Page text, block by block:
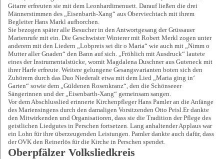
Gitarre erfreuten sie mit dem Leonhardimenuett. Darauf ließen die drei
Männerstimmen des „Eisenbarth-Xang“ aus Oberviechtach mit ihrem
Begleiter Hans Markl aufhorchen.
Sie bezogen später alle Besucher in den Antwortgesang der Grüssauer
Marienrufe mit ein. Die Geschwister Winterer mit Robert Merkl zogen unter
anderem mit den Liedern „Lobpreis sei dir o Maria“ wie auch mit „Nimm o
Mutter aller Gnaden“ den Bann auf sich. „Fröhlich mit Ausdruck“ lautete
eines der Instrumentalstücke, womit Magdalena Duschner aus Guteneck mit
ihrer Harfe erfreute. Weitere gelungene Gesangsvarianten boten sich den
Zuhörern durch das Duo Niederalt etwa mit dem Lied „Maria ging in‘
Garten“ sowie dem „Güldenen Rosenkranz“, den die Schönseeer
Sängerinnen und der „Eisenbarth-Xang“ gemeinsam sangen.
Vor dem Abschlusslied erinnerte Kirchenpfleger Hans Pamler an die Anfänge
des Mariensingens durch den damaligen Vorsitzenden Otto Peisl.Er dankte
den Mitwirkenden und Organisatioren, dass sie die Tradition der Pflege des
geistlichen Liedgutes in Perschen fortsetzen. Lang anhaltender Applaus war
ein Lohn für ihre überzeugenden Leistungen. Pamler dankte auch dafür, dass
der OVK den Reinerlös für die Kirche in Perschen spendet.
Oberpfälzer Volksliedkreis